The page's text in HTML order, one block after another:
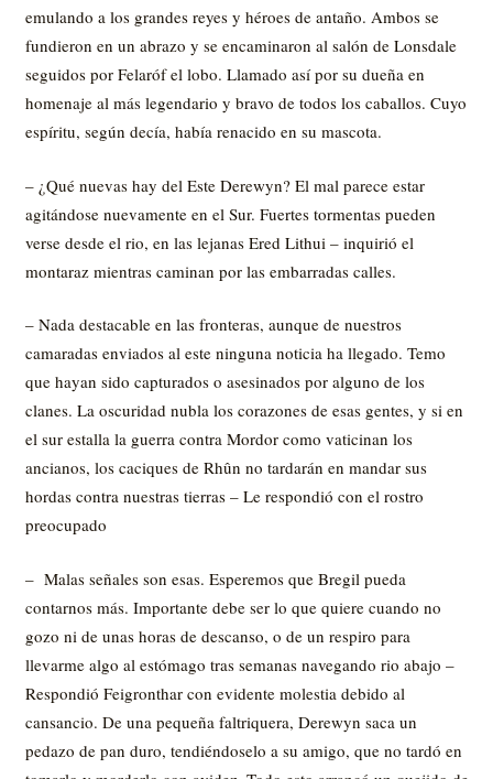
emulando a los grandes reyes y héroes de antaño. Ambos se
fundieron en un abrazo y se encaminaron al salón de Lonsdale
seguidos por Felaróf el lobo. Llamado así por su dueña en
homenaje al más legendario y bravo de todos los caballos. Cuyo
espíritu, según decía, había renacido en su mascota.
– ¿Qué nuevas hay del Este Derewyn? El mal parece estar
agitándose nuevamente en el Sur. Fuertes tormentas pueden
verse desde el rio, en las lejanas Ered Lithui – inquirió el
montaraz mientras caminan por las embarradas calles.
– Nada destacable en las fronteras, aunque de nuestros
camaradas enviados al este ninguna noticia ha llegado. Temo
que hayan sido capturados o asesinados por alguno de los
clanes. La oscuridad nubla los corazones de esas gentes, y si en
el sur estalla la guerra contra Mordor como vaticinan los
ancianos, los caciques de Rhûn no tardarán en mandar sus
hordas contra nuestras tierras – Le respondió con el rostro
preocupado
– Malas señales son esas. Esperemos que Bregil pueda
contarnos más. Importante debe ser lo que quiere cuando no
gozo ni de unas horas de descanso, o de un respiro para
llevarme algo al estómago tras semanas navegando rio abajo –
Respondió Feigronthar con evidente molestia debido al
cansancio. De una pequeña faltriquera, Derewyn saca un
pedazo de pan duro, tendiéndoselo a su amigo, que no tardó en